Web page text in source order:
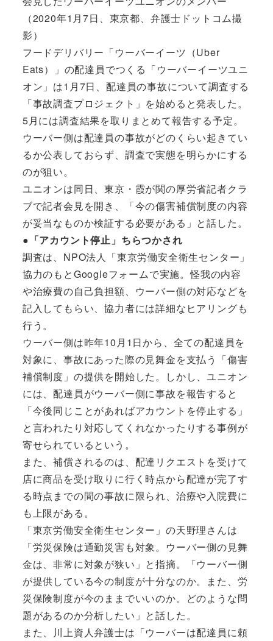
（2020年1月7日、東京都、弁護士ドットコム撮
影）
フードデリバリー「ウーバーイーツ（Uber
Eats）」の配達員でつくる「ウーバーイーツユニ
オン」は1月7日、配達員の事故について調査する
「事故調査プロジェクト」を始めると発表した。
5月には調査結果を取りまとめて報告する予定。
ウーバー側は配達員の事故がどのくらい起きてい
るか公表しておらず、調査で実態を明らかにする
のが狙い。
ユニオンは同日、東京・霞が関の厚労省記者クラ
ブで記者会見を開き、「今の傷害補償制度の内容
が妥当なものか検証する必要がある」と話した。
●「アカウント停止」ちらつかされ
調査は、NPO法人「東京労働安全衛生センター」
協力のもとGoogleフォームで実施。怪我の内容
や治療費の自己負担額、ウーバー側の対応などを
記入してもらい、協力者には詳細なヒアリングも
行う。
ウーバー側は昨年10月1日から、全ての配達員を
対象に、事故にあった際の見舞金を支払う「傷害
補償制度」の提供を開始した。しかし、ユニオン
には、配達員がウーバー側に事故を報告すると
「今後同じことがあればアカウントを停止する」
と言われたり対応してくれなかったりする事例が
寄せられているという。
また、補償されるのは、配達リクエストを受けて
店に商品を受け取りに行く時点から配達が完了す
る時点までの間の事故に限られ、治療や入院費に
も上限がある。
「東京労働安全衛生センター」の天野理さんは
「労災保険は通勤災害も対象。ウーバー側の見舞
金は、非常に対象が狭い」と指摘。「ウーバー側
が提供している今の制度が十分なのか。また、労
災保険制度が今のままでいいのか。どのような問
題があるのか分析したい」と話した。
また、川上資人弁護士は「ウーバーは配達員に頼